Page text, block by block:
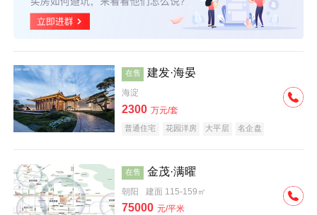
在售 建发·海晏
海淀
2300 万元/套
普通住宅 花园洋房 大平层
名企盘
在售 金茂·满曜
朝阳 建面 115-159㎡
75000 元/平米